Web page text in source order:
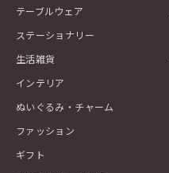
テーブルウェア
ステーショナリー
生活雑貨
インテリア
ぬいぐるみ・チャーム
ファッション
ギフト